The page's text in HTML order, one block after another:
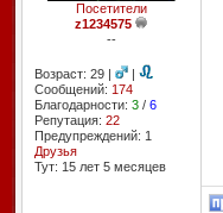
Посетители
z1234575
--
Возраст: 29 |
|
Сообщений: 174
Благодарности: 3/ 6
Репутация: 22
Предупреждений: 1
Друзья
Тут: 15 лет 5 месяцев